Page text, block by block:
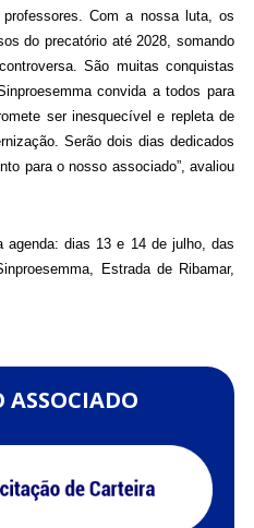
Com a nossa luta, os
do precatório até 2028, somando
São muitas conquistas
convida a todos para
ser inesquecível e repleta de
Serão dois dias dedicados
para o nosso associado”, avaliou
agenda: dias 13 e 14 de julho, das
Estrada de Ribamar,
ASSOCIADO